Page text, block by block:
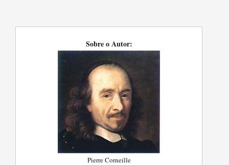
Sobre o Autor:
Pierre Corneille